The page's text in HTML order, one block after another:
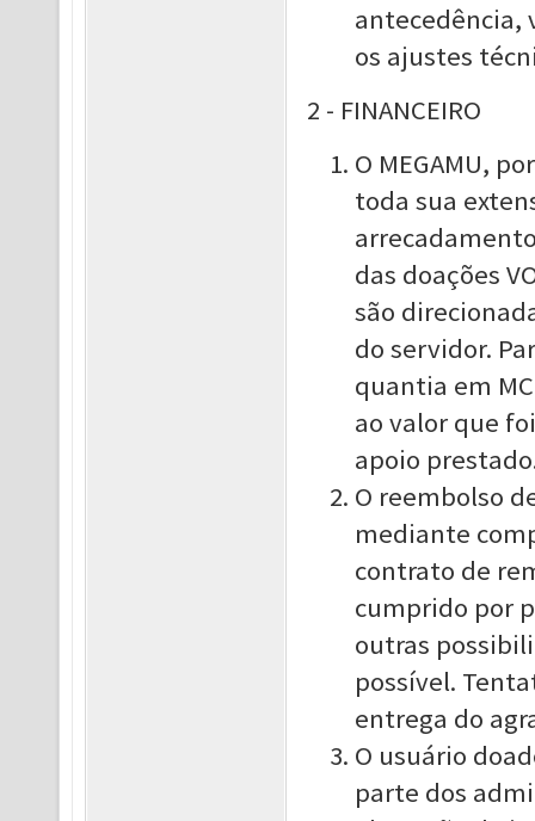
antecedência,
os ajustes
2 - FINANCEIRO
O MEGAMU,
toda sua
das doações
são
do servidor.
quantia em
ao valor que
apoio
O reembolso
mediante
contrato de
cumprido por
outras
possível.
entrega do
O usuário
parte dos